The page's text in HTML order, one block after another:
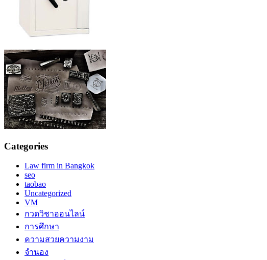
Categories
Law firm in Bangkok
seo
taobao
Uncategorized
VM
กวดวิชาออนไลน์
การศึกษา
ความสวยความงาม
จำนอง